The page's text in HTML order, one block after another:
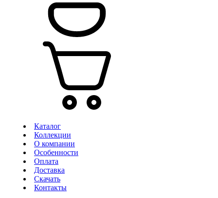
Каталог
Коллекции
О компании
Особенности
Оплата
Доставка
Скачать
Контакты